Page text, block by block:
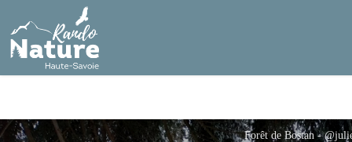
Forêt de Bostan -